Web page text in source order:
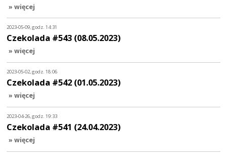
» więcej
2023-05-09, godz. 14:31
Czekolada #543 (08.05.2023)
» więcej
2023-05-02, godz. 18:06
Czekolada #542 (01.05.2023)
» więcej
2023-04-26, godz. 19:33
Czekolada #541 (24.04.2023)
» więcej